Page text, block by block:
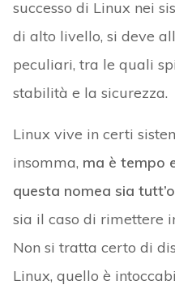
successo di Linux nei
di alto livello, si deve
peculiari, tra le quali
stabilità e la sicurezza.
Linux vive in certi
insomma, ma è tempo
questa nomea sia
sia il caso di rimettere
Non si tratta certo di
Linux, quello è